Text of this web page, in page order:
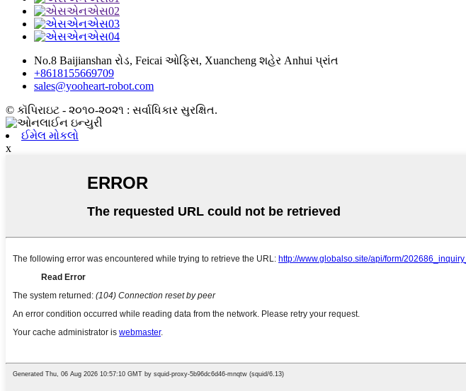
No.8 Baijianshan રોડ, Feicai ઓફિસ, Xuancheng શહેર Anhui પ્રાંત
+8618155669709
sales@yooheart-robot.com
© કૉપિરાઇટ - ૨૦૧૦-૨૦૨૧ : સર્વાધિકાર સુરક્ષિત.
ઈમેલ મોકલો
x